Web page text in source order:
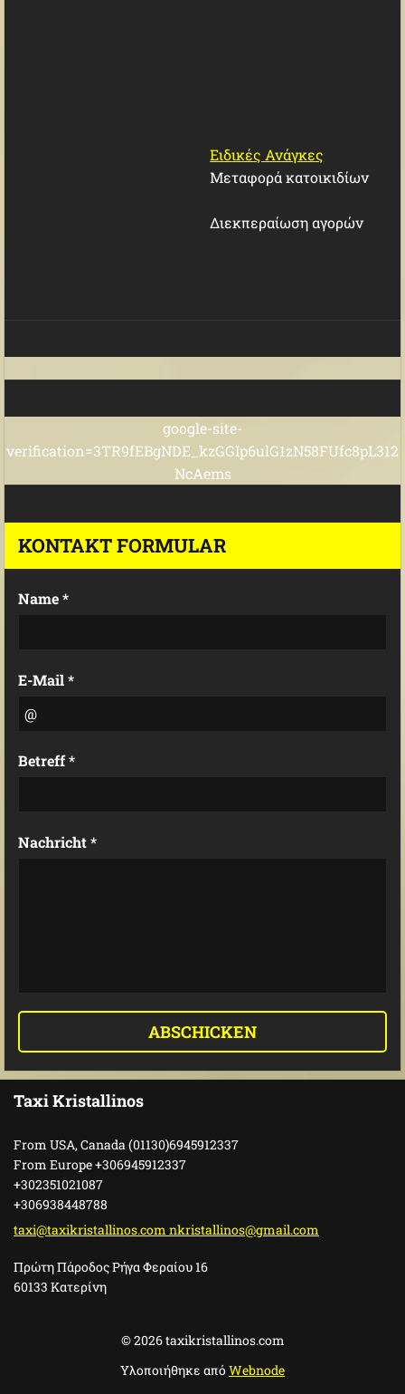
Ειδικές Ανάγκες
Μεταφορά κατοικιδίων
Διεκπεραίωση αγορών
google-site-
verification=3TR9fEBgNDE_kzGGIp6ulG1zN58FUfc8pL312
NcAems
KONTAKT FORMULAR
Name *
E-Mail *
Betreff *
Nachricht *
Taxi Kristallinos
From USA, Canada (01130)6945912337
From Europe +306945912337
+302351021087
+306938448788
taxi@taxikristallinos.com nkristallinos@gmail.com
Πρώτη Πάροδος Ρήγα Φεραίου 16
60133 Κατερίνη
© 2026 taxikristallinos.com
Υλοποιήθηκε απόWebnode